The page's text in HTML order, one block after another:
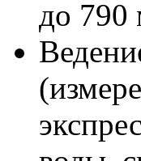
до 790